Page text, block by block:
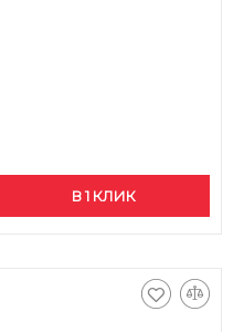
В 1 КЛИК